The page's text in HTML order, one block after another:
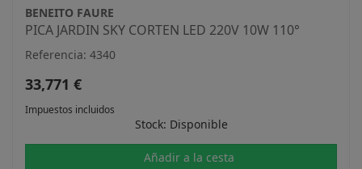
BENEITO FAURE
PICA JARDIN SKY CORTEN LED 220V 10W 110°
Referencia: 4340
33,771 €
Impuestos incluidos
Stock: Disponible
Añadir a la cesta